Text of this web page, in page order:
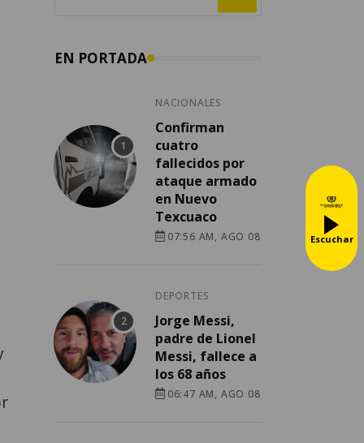
EN PORTADA
NACIONALES
Confirman
cuatro
fallecidos por
ataque armado
en Nuevo
Texcuaco
07:56 AM, AGO 08
DEPORTES
Jorge Messi,
padre de Lionel
Messi, fallece a
los 68 años
06:47 AM, AGO 08
Escuchar